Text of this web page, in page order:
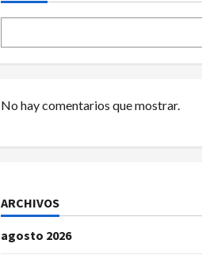
No hay comentarios que mostrar.
ARCHIVOS
agosto 2026